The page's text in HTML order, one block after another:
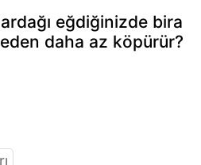
eğdiğinizde bira
daha az köpürür?